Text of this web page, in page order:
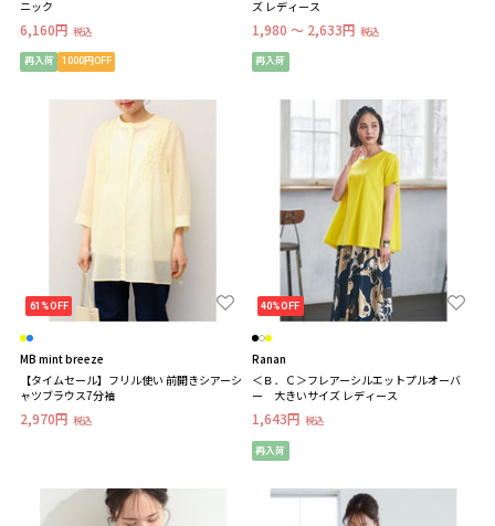
ニック
6,160円 税込
再入荷 1000円OFF
ズ レディース
1,980 ～ 2,633円 税込
再入荷
61%OFF
MB mint breeze
【タイムセール】フリル使い 前開きシアーシ
ャツブラウス7分袖
2,970円 税込
40%OFF
Ranan
＜Ｂ．Ｃ＞フレアーシルエットプルオーバ
ー 大きいサイズ レディース
1,643円 税込
再入荷